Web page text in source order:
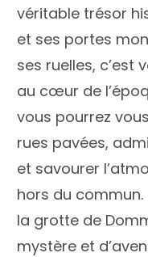
véritable trésor
et ses portes
ses ruelles, c’est
au cœur de
vous pourrez
rues pavées,
et savourer
hors du
la grotte de
mystère et